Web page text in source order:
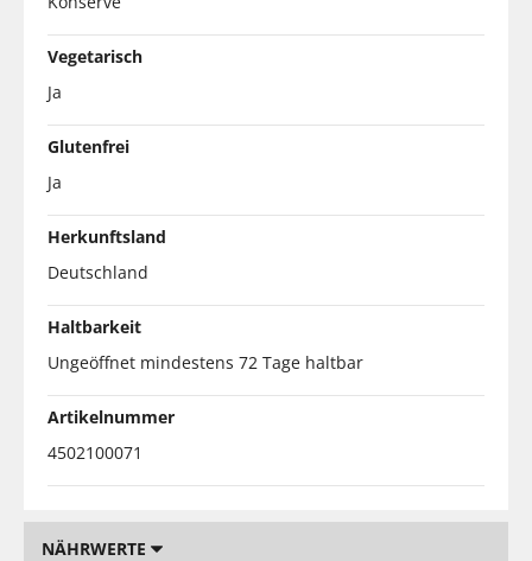
Vegetarisch
Ja
Glutenfrei
Ja
Herkunftsland
Deutschland
Haltbarkeit
Ungeöffnet mindestens 72 Tage haltbar
Artikelnummer
4502100071
NÄHRWERTE